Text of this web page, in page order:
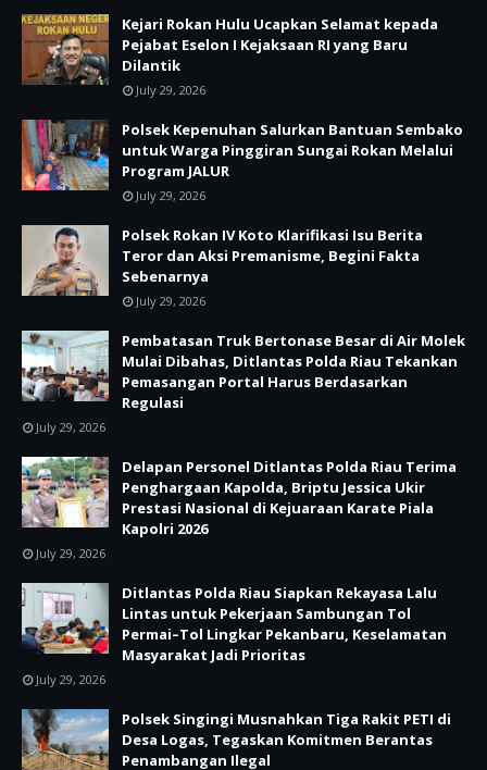
Kejari Rokan Hulu Ucapkan Selamat kepada
Pejabat Eselon I Kejaksaan RI yang Baru
Dilantik
July 29, 2026
Polsek Kepenuhan Salurkan Bantuan Sembako
untuk Warga Pinggiran Sungai Rokan Melalui
Program JALUR
July 29, 2026
Polsek Rokan IV Koto Klarifikasi Isu Berita
Teror dan Aksi Premanisme, Begini Fakta
Sebenarnya
July 29, 2026
Pembatasan Truk Bertonase Besar di Air Molek
Mulai Dibahas, Ditlantas Polda Riau Tekankan
Pemasangan Portal Harus Berdasarkan
Regulasi
July 29, 2026
Delapan Personel Ditlantas Polda Riau Terima
Penghargaan Kapolda, Briptu Jessica Ukir
Prestasi Nasional di Kejuaraan Karate Piala
Kapolri 2026
July 29, 2026
Ditlantas Polda Riau Siapkan Rekayasa Lalu
Lintas untuk Pekerjaan Sambungan Tol
Permai–Tol Lingkar Pekanbaru, Keselamatan
Masyarakat Jadi Prioritas
July 29, 2026
Polsek Singingi Musnahkan Tiga Rakit PETI di
Desa Logas, Tegaskan Komitmen Berantas
Penambangan Ilegal